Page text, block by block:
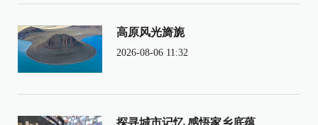
高原风光旖旎
2026-08-06 11:32
探寻城市记忆 感悟家乡底蕴